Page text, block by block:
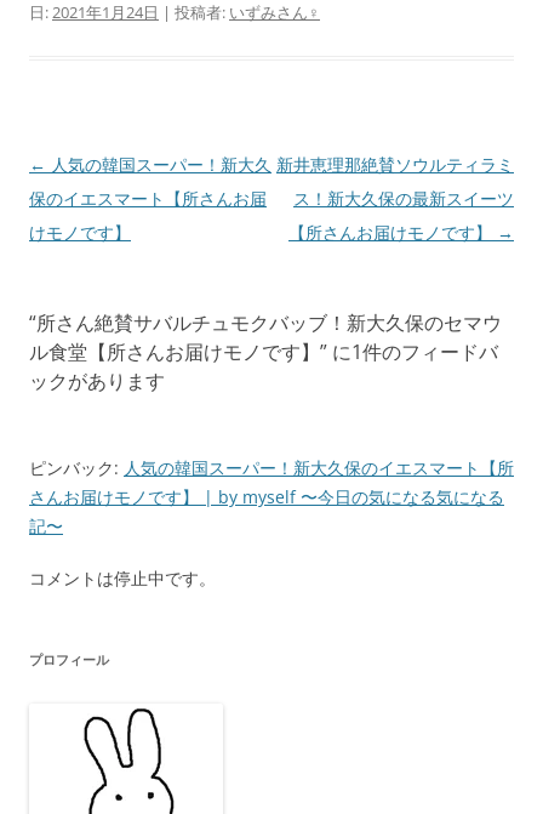
日:2021年1月24日 | 投稿者: いずみさん♀
投
稿
ナ
ー
シ
← 人気の韓国スーパー！新大久
保のイエスマート【所さんお届
けモノです】
新井恵理那絶賛ソウルティラミ
ス！新大久保の最新スイーツ
【所さんお届けモノです】
→
“所さん絶賛サバルチュモクバッブ！新大久保のセマウ
ル食堂【所さんお届けモノです】 ” に1件のフィードバ
ックがあります
ピンバック: 人気の韓国スーパー！新大久保のイエスマート【所
さんお届けモノです】 | by myself 〜今日の気になる気になる
記〜
コメントは停止中です。
プロフィール